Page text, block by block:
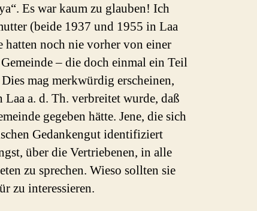
Es war kaum zu glauben! Ich
(beide 1937 und 1955 in Laa
hatten noch nie vorher von einer
– die doch einmal ein Teil
mag merkwürdig erscheinen,
Laa a. d. Th. verbreitet wurde, daß
gegeben hätte. Jene, die sich
Gedankengut identifiziert
über die Vertriebenen, in alle
zu sprechen. Wieso sollten sie
zu interessieren.